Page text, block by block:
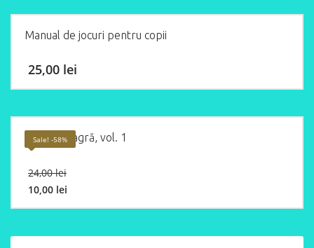
15,00 lei.
Manual de jocuri pentru copii
25,00 lei
Sale! -58%
Dunga neagră, vol. 1
24,00lei
24,00 lei.
10,00 lei
price
10,00 lei.